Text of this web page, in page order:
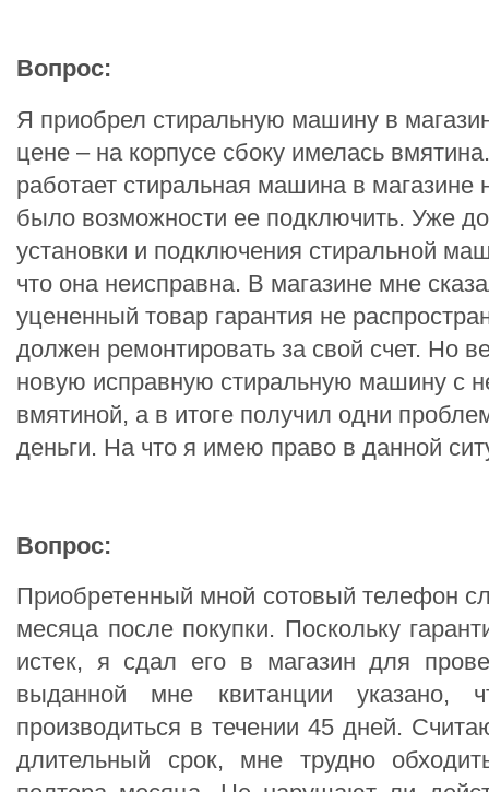
Вопрос:
Я приобрел стиральную машину в
цене – на корпусе сбоку имелась
работает стиральная машина в магазине
было возможности ее подключить. Уже
установки и подключения стиральной
что она неисправна. В магазине мне
уцененный товар гарантия не
должен ремонтировать за свой счет. Но
новую исправную стиральную машину с
вмятиной, а в итоге получил одни
деньги. На что я имею право в данной
Вопрос:
Приобретенный мной сотовый телефон
месяца после покупки. Поскольку
истек, я сдал его в магазин для
выданной мне квитанции указано,
производиться в течении 45 дней.
длительный срок, мне трудно